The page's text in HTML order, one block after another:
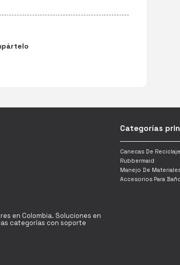
en Colombia. Soluciones en
categorías con soporte
Categorías
Canecas De Reciclaje
Rubbermaid
Manejo De
Accesorios Para